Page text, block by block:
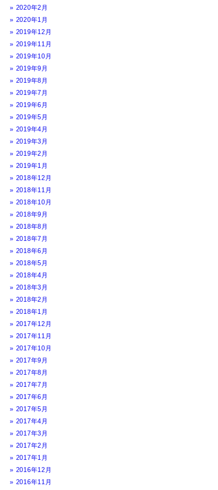
2020年2月
2020年1月
2019年12月
2019年11月
2019年10月
2019年9月
2019年8月
2019年7月
2019年6月
2019年5月
2019年4月
2019年3月
2019年2月
2019年1月
2018年12月
2018年11月
2018年10月
2018年9月
2018年8月
2018年7月
2018年6月
2018年5月
2018年4月
2018年3月
2018年2月
2018年1月
2017年12月
2017年11月
2017年10月
2017年9月
2017年8月
2017年7月
2017年6月
2017年5月
2017年4月
2017年3月
2017年2月
2017年1月
2016年12月
2016年11月